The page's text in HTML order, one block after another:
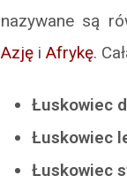
nazywane są
Azję i Afrykę.
Łuskowiec
Łuskowiec
Łuskowiec